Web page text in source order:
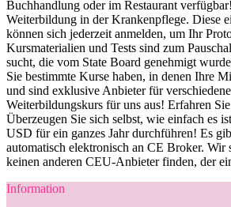
Buchhandlung oder im Restaurant
Weiterbildung in der Krankenpflege. Diese
können sich jederzeit anmelden, um Ihr
Kursmaterialien und Tests sind zum
sucht, die vom State Board genehmigt
Sie bestimmte Kurse haben, in denen Ihre
und sind exklusive Anbieter für
Weiterbildungskurs für uns aus! Erfahren
Überzeugen Sie sich selbst, wie einfach es
USD für ein ganzes Jahr durchführen! Es
automatisch elektronisch an CE Broker.
keinen anderen CEU-Anbieter finden, der
Information